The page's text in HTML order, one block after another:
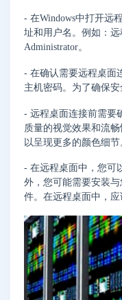
- 在Windows中打开远
址和用户名。例如：远
Administrator。
- 在确认需要远程桌面
主机密码。为了确保
- 远程桌面连接前需要
质量的视觉效果和流
以呈现更多的颜色细节
- 在远程桌面中，您可
外，您可能需要安装
件。在远程桌面中，应